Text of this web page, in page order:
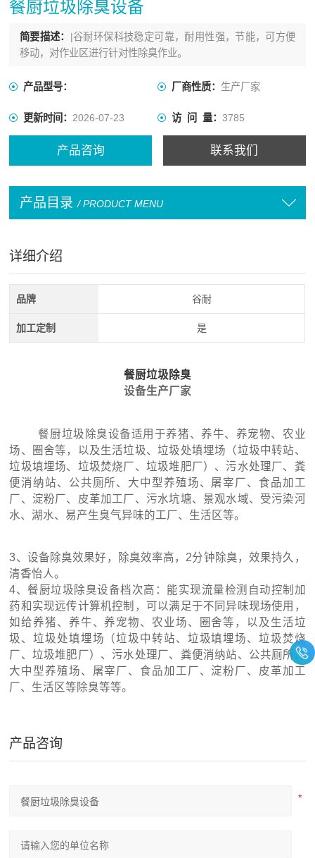
餐厨垃圾除臭设备
简要描述： |谷耐环保科技稳定可靠，耐用性强，节能，可方便
移动，对作业区进行针对性除臭作业。
产品型号： 厂商性质： 生产厂家
更新时间：2026-07-23 访 问 量： 3785
产品咨询 联系我们
产品目录 / PRODUCT MENU
详细介绍
品牌 谷耐
加工定制 是
餐厨垃圾除臭
设备生产厂家
餐厨垃圾除臭设备适用于养猪、养牛、养宠物、农业
场、圈舍等，以及生活垃圾、垃圾处填埋场（垃圾中转站、
垃圾填埋场、垃圾焚烧厂、垃圾堆肥厂）、污水处理厂、粪
便消纳站、公共厕所、大中型养殖场、屠宰厂、食品加工
厂、淀粉厂、皮革加工厂、污水坑塘、景观水域、受污染河
水、湖水、易产生臭气异味的工厂、生活区等。
3、设备除臭效果好，除臭效率高，2分钟除臭，效果持久，
清香怡人。
4、餐厨垃圾除臭设备档次高：能实现流量检测自动控制加
药和实现远传计算机控制，可以满足于不同异味现场使用，
如给养猪、养牛、养宠物、农业场、圈舍等，以及生活垃
圾、垃圾处填埋场（垃圾中转站、垃圾填埋场、垃圾焚烧
厂、垃圾堆肥厂）、污水处理厂、粪便消纳站、公共厕所、
大中型养殖场、屠宰厂、食品加工厂、淀粉厂、皮革加工
厂、生活区等除臭等等。
产品咨询